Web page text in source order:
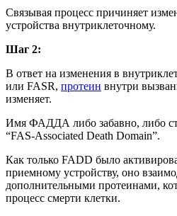
Связывая процесс причиняет
устройства внутриклеточному.
Шаг 2:
В ответ на изменения в
или FASR, протеин внутри
изменяет.
Имя ФАДДА либо забавно, либо
“FAS-Associated Death Domain”.
Как только FADD было
приемному устройству, оно
дополнительными протеинами,
процесс смерти клетки.